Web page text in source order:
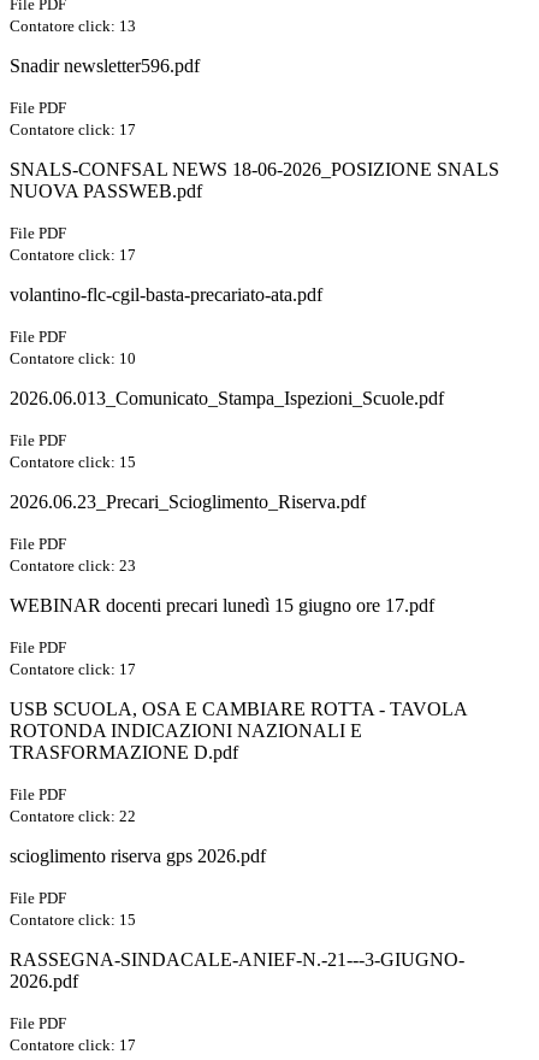
File PDF
Contatore click: 13
Snadir newsletter596.pdf
File PDF
Contatore click: 17
SNALS-CONFSAL NEWS 18-06-2026_POSIZIONE SNALS
NUOVA PASSWEB.pdf
File PDF
Contatore click: 17
volantino-flc-cgil-basta-precariato-ata.pdf
File PDF
Contatore click: 10
2026.06.013_Comunicato_Stampa_Ispezioni_Scuole.pdf
File PDF
Contatore click: 15
2026.06.23_Precari_Scioglimento_Riserva.pdf
File PDF
Contatore click: 23
WEBINAR docenti precari lunedì 15 giugno ore 17.pdf
File PDF
Contatore click: 17
USB SCUOLA, OSA E CAMBIARE ROTTA - TAVOLA
ROTONDA INDICAZIONI NAZIONALI E
TRASFORMAZIONE D.pdf
File PDF
Contatore click: 22
scioglimento riserva gps 2026.pdf
File PDF
Contatore click: 15
RASSEGNA-SINDACALE-ANIEF-N.-21---3-GIUGNO-
2026.pdf
File PDF
Contatore click: 17